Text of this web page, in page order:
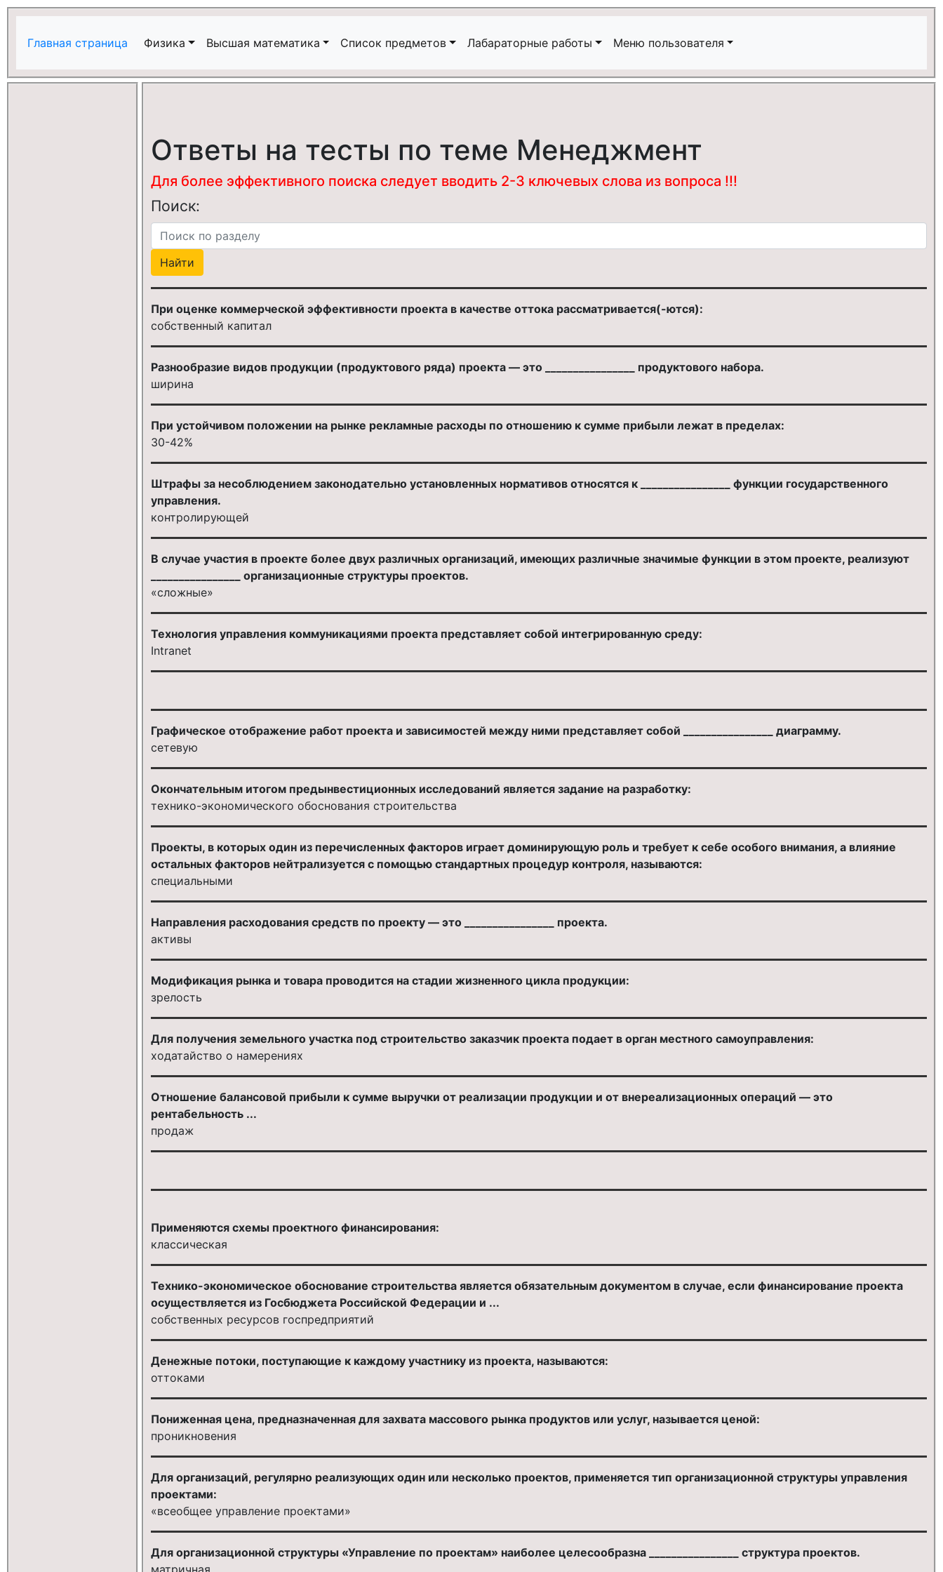
Главная страница Физика Высшая математика Список предметов Лабараторные работы Меню пользователя
Ответы на тесты по теме Менеджмент
Для более эффективного поиска следует вводить 2-3 ключевых слова из вопроса !!!
Поиск:
При оценке коммерческой эффективности проекта в качестве оттока рассматривается(-ются):
собственный капитал
Разнообразие видов продукции (продуктового ряда) проекта — это ________________ продуктового набора.
ширина
При устойчивом положении на рынке рекламные расходы по отношению к сумме прибыли лежат в пределах:
30-42%
Штрафы за несоблюдением законодательно установленных нормативов относятся к ________________ функции государственного
управления.
контролирующей
В случае участия в проекте более двух различных организаций, имеющих различные значимые функции в этом проекте, реализуют
________________ организационные структуры проектов.
«сложные»
Технология управления коммуникациями проекта представляет собой интегрированную среду:
Intranet
Графическое отображение работ проекта и зависимостей между ними представляет собой ________________ диаграмму.
сетевую
Окончательным итогом предынвестиционных исследований является задание на разработку:
технико-экономического обоснования строительства
Проекты, в которых один из перечисленных факторов играет доминирующую роль и требует к себе особого внимания, а влияние
остальных факторов нейтрализуется с помощью стандартных процедур контроля, называются:
специальными
Направления расходования средств по проекту — это ________________ проекта.
активы
Модификация рынка и товара проводится на стадии жизненного цикла продукции:
зрелость
Для получения земельного участка под строительство заказчик проекта подает в орган местного самоуправления:
ходатайство о намерениях
Отношение балансовой прибыли к сумме выручки от реализации продукции и от внереализационных операций — это
рентабельность ...
продаж
Применяются схемы проектного финансирования:
классическая
Технико-экономическое обоснование строительства является обязательным документом в случае, если финансирование проекта
осуществляется из Госбюджета Российской Федерации и ...
собственных ресурсов госпредприятий
Денежные потоки, поступающие к каждому участнику из проекта, называются:
оттоками
Пониженная цена, предназначенная для захвата массового рынка продуктов или услуг, называется ценой:
проникновения
Для организаций, регулярно реализующих один или несколько проектов, применяется тип организационной структуры управления
проектами:
«всеобщее управление проектами»
Для организационной структуры «Управление по проектам» наиболее целесообразна ________________ структура проектов.
матричная